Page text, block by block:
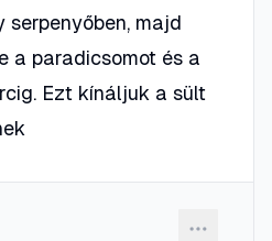
majd
a paradicsomot és a
Ezt kínáljuk a sült